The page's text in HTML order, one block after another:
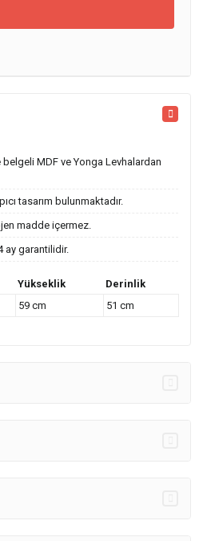
MDF ve Yonga Levhalardan
tasarım bulunmaktadır.
madde içermez.
ay garantilidir.
Yükseklik
Derinlik
59 cm 51 cm